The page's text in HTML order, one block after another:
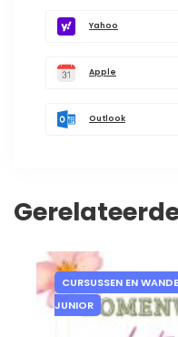
Yahoo
Apple
Outlook
CURSUSSEN EN
JUNIOR